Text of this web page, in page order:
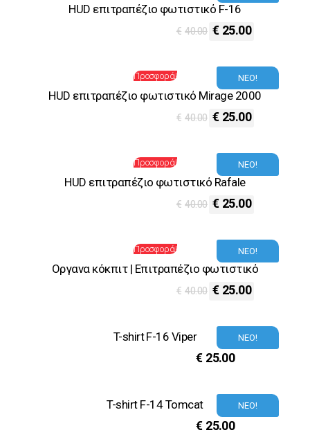
HUD επιτραπέζιο φωτιστικό F-16
€ 40.00 € 25.00
Προσφορά! ΝΕΟ!
HUD επιτραπέζιο φωτιστικό Mirage 2000
€ 40.00 € 25.00
Προσφορά! ΝΕΟ!
HUD επιτραπέζιο φωτιστικό Rafale
€ 40.00 € 25.00
Προσφορά! ΝΕΟ!
Oργανα κόκπιτ | Eπιτραπέζιο φωτιστικό
€ 40.00 € 25.00
ΝΕΟ!
T-shirt F-16 Viper
€ 25.00
ΝΕΟ!
T-shirt F-14 Tomcat
€ 25.00